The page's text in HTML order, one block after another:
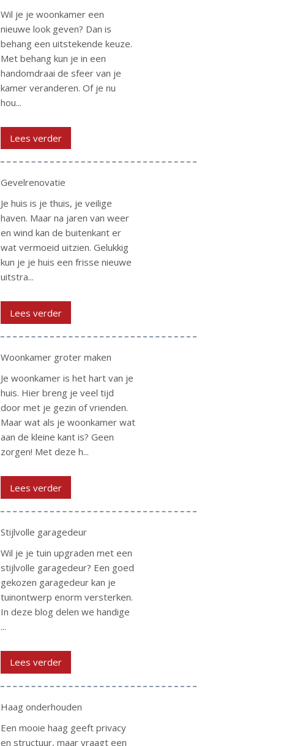
Wil je je woonkamer een
nieuwe look geven? Dan is
behang een uitstekende keuze.
Met behang kun je in een
handomdraai de sfeer van je
kamer veranderen. Of je nu
hou...
Lees verder
Gevelrenovatie
Je huis is je thuis, je veilige
haven. Maar na jaren van weer
en wind kan de buitenkant er
wat vermoeid uitzien. Gelukkig
kun je je huis een frisse nieuwe
uitstra...
Lees verder
Woonkamer groter maken
Je woonkamer is het hart van je
huis. Hier breng je veel tijd
door met je gezin of vrienden.
Maar wat als je woonkamer wat
aan de kleine kant is? Geen
zorgen! Met deze h...
Lees verder
Stijlvolle garagedeur
Wil je je tuin upgraden met een
stijlvolle garagedeur? Een goed
gekozen garagedeur kan je
tuinontwerp enorm versterken.
In deze blog delen we handige
...
Lees verder
Haag onderhouden
Een mooie haag geeft privacy
en structuur, maar vraagt een